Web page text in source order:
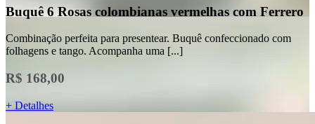
Buquê 6 Rosas colombianas vermelhas com Ferrero
Combinação perfeita para presentear. Buquê confeccionado com
folhagens e tango. Acompanha uma [...]
R$ 168,00
+ Detalhes